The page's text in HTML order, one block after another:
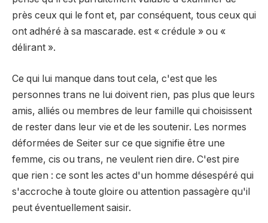
près ceux qui le font et, par conséquent, tous ceux qui
ont adhéré à sa mascarade. est « crédule » ou «
délirant ».
Ce qui lui manque dans tout cela, c'est que les
personnes trans ne lui doivent rien, pas plus que leurs
amis, alliés ou membres de leur famille qui choisissent
de rester dans leur vie et de les soutenir. Les normes
déformées de Seiter sur ce que signifie être une
femme, cis ou trans, ne veulent rien dire. C'est pire
que rien : ce sont les actes d'un homme désespéré qui
s'accroche à toute gloire ou attention passagère qu'il
peut éventuellement saisir.